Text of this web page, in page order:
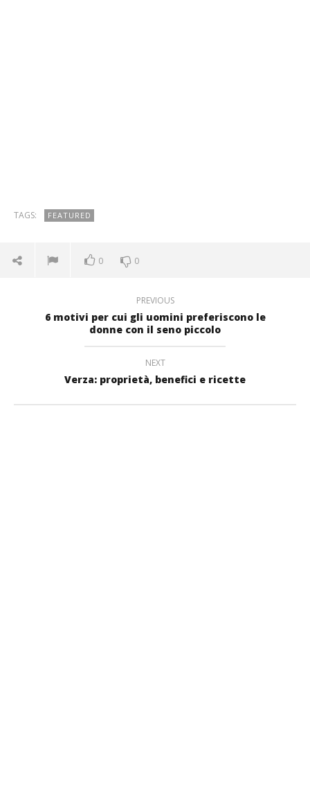
TAGS: FEATURED
0 0
PREVIOUS
6 motivi per cui gli uomini preferiscono le
donne con il seno piccolo
NEXT
Verza: proprietà, benefici e ricette